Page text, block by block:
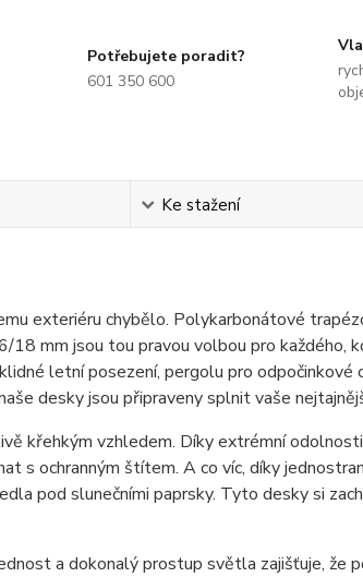
Potřebujete poradit?
601 350 600
Ke stažení
exteriéru chybělo. Polykarbonátové
mm jsou tou pravou volbou pro každého,
letní posezení, pergolu pro odpočinkové
desky jsou připraveny splnit vaše
křehkým vzhledem. Díky extrémní
s ochranným štítem. A co víc, díky
pod slunečními paprsky. Tyto desky si
a dokonalý prostup světla zajišťuje, že